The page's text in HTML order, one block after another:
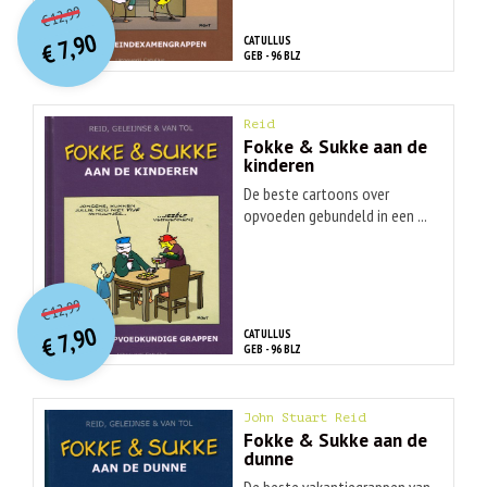
CATULLUS
GEB - 96 BLZ
€12,99prijs
was:
€ 12,99.
€7,90prijs
is:
€ 7,90.
Reid
Fokke & Sukke aan de
kinderen
De beste cartoons over
opvoeden gebundeld in een ...
CATULLUS
GEB - 96 BLZ
€12,99O
orspr
onkelijke
prijs
was:
€ 12,99.
€7,90
Huidige
prijs
is:
€ 7,90.
John Stuart Reid
Fokke & Sukke aan de
dunne